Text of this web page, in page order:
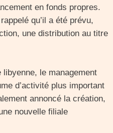
en fonds propres.
qu’il a été prévu,
une distribution au titre
le management
d’activité plus important
annoncé la création,
nouvelle filiale